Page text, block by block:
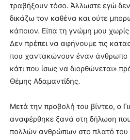
τραβήξουν τόσο. Άλλωστε εγώ δεν
δικάζω τον καθένα και ούτε
κάποιον. Είπα τη γνώμη μου
Δεν πρέπει να αφήνουμε τις
που χαντακώνουν έναν άνθρωπο
κάτι που ίσως να διορθώνεται»
Θέμης Αδαμαντίδης.
Μετά την προβολή του βίντεο, ο
αναφέρθηκε ξανά στη δήλωση
πολλών ανθρώπων στο πλατό του